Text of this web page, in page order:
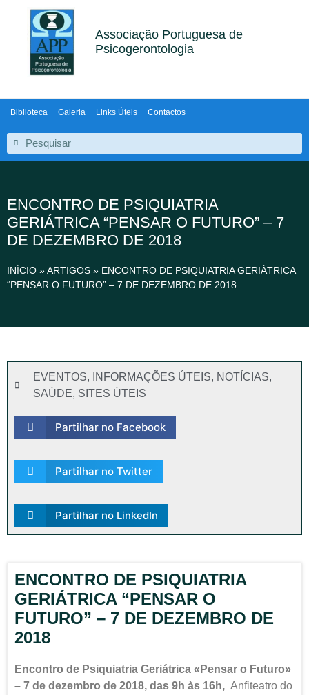
Associação Portuguesa de
Psicogerontologia
Biblioteca Galeria Links Úteis Contactos
ENCONTRO DE PSIQUIATRIA
GERIÁTRICA “PENSAR O FUTURO” – 7
DE DEZEMBRO DE 2018
INÍCIO »ARTIGOS » ENCONTRO DE PSIQUIATRIA GERIÁTRICA
“PENSAR O FUTURO” – 7 DE DEZEMBRO DE 2018
EVENTOS, INFORMAÇÕES ÚTEIS, NOTÍCIAS,
SAÚDE, SITES ÚTEIS
Partilhar no Facebook
Partilhar no Twitter
Partilhar no LinkedIn
ENCONTRO DE PSIQUIATRIA
GERIÁTRICA “PENSAR O
FUTURO” – 7 DE DEZEMBRO DE
2018
Encontro de Psiquiatria Geriátrica «Pensar o Futuro»
– 7 de dezembro de 2018, das 9h às 16h, Anfiteatro do